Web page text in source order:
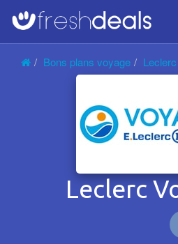
Bons plans voyage
Leclerc